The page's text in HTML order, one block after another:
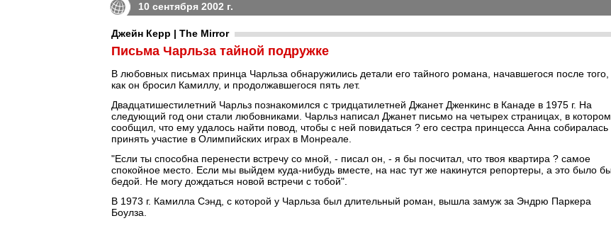
10 сентября 2002 г.
Джейн Керр | The Mirror
Письма Чарльза тайной подружке
В любовных письмах принца Чарльза обнаружились детали его тайного романа, начавшегося после того,
как он бросил Камиллу, и продолжавшегося пять лет.
Двадцатишестилетний Чарльз познакомился с тридцатилетней Джанет Дженкинс в Канаде в 1975 г. На
следующий год они стали любовниками. Чарльз написал Джанет письмо на четырех страницах, в котором
сообщил, что ему удалось найти повод, чтобы с ней повидаться ? его сестра принцесса Анна собиралась
принять участие в Олимпийских играх в Монреале.
"Если ты способна перенести встречу со мной, - писал он, - я бы посчитал, что твоя квартира ? самое
спокойное место. Если мы выйдем куда-нибудь вместе, на нас тут же накинутся репортеры, а это было
бедой. Не могу дождаться новой встречи с тобой".
В 1973 г. Камилла Сэнд, с которой у Чарльза был длительный роман, вышла замуж за Эндрю Паркера
Боулза.